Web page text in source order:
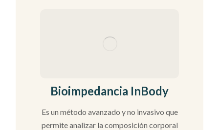
Bioimpedancia InBody
Es un método avanzado y no invasivo que
permite analizar la composición corporal